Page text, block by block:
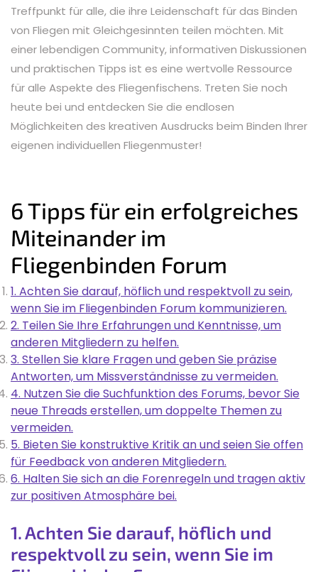
Treffpunkt für alle, die ihre Leidenschaft für das Binden
von Fliegen mit Gleichgesinnten teilen möchten. Mit
einer lebendigen Community, informativen Diskussionen
und praktischen Tipps ist es eine wertvolle Ressource
für alle Aspekte des Fliegenfischens. Treten Sie noch
heute bei und entdecken Sie die endlosen
Möglichkeiten des kreativen Ausdrucks beim Binden Ihrer
eigenen individuellen Fliegenmuster!
6 Tipps für ein erfolgreiches
Miteinander im
Fliegenbinden Forum
1. Achten Sie darauf, höflich und respektvoll zu sein,
wenn Sie im Fliegenbinden Forum kommunizieren.
2. Teilen Sie Ihre Erfahrungen und Kenntnisse, um
anderen Mitgliedern zu helfen.
3. Stellen Sie klare Fragen und geben Sie präzise
Antworten, um Missverständnisse zu vermeiden.
4. Nutzen Sie die Suchfunktion des Forums, bevor Sie
neue Threads erstellen, um doppelte Themen zu
vermeiden.
5. Bieten Sie konstruktive Kritik an und seien Sie offen
für Feedback von anderen Mitgliedern.
6. Halten Sie sich an die Forenregeln und tragen aktiv
zur positiven Atmosphäre bei.
1. Achten Sie darauf, höflich und
respektvoll zu sein, wenn Sie im